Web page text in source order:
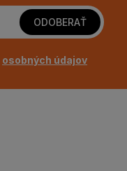
ODOBERAŤ
osobných údajov